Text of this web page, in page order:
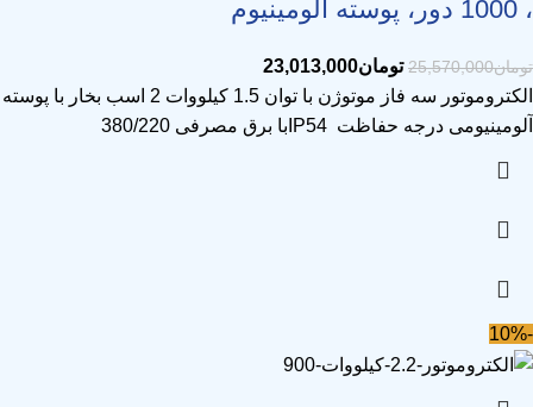
، 1000 دور، پوسته آلومینیوم
تومان25,570,000 تومان23,013,000
الکتروموتور سه فاز موتوژن با توان 1.5 کیلووات 2 اسب بخار با پوسته
آلومینیومی درجه حفاظت IP54با برق مصرفی 380/220
-10%